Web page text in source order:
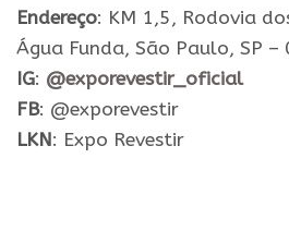
Endereço: KM 1,5, Rodovia
Água Funda, São Paulo, SP
IG: @exporevestir_oficial
FB: @exporevestir
LKN: Expo Revestir